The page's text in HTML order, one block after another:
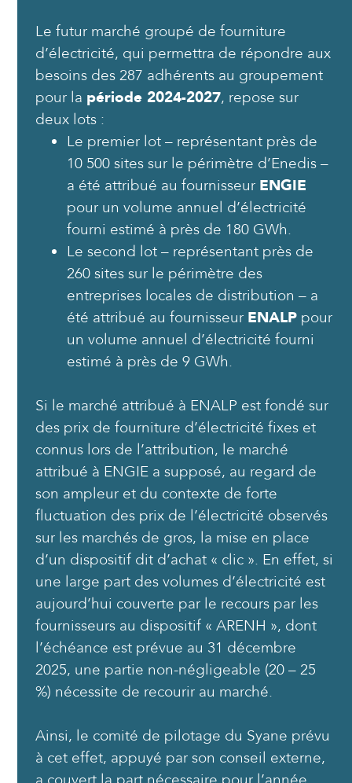
Le futur marché groupé de fourniture
d’électricité, qui permettra de répondre aux
besoins des 287 adhérents au groupement
pour la période 2024-2027, repose sur
deux lots :
Le premier lot – représentant près de
10 500 sites sur le périmètre d’Enedis –
a été attribué au fournisseur ENGIE
pour un volume annuel d’électricité
fourni estimé à près de 180 GWh.
Le second lot – représentant près de
260 sites sur le périmètre des
entreprises locales de distribution – a
été attribué au fournisseur ENALPpour
un volume annuel d’électricité fourni
estimé à près de 9 GWh.
Si le marché attribué à ENALP est fondé sur
des prix de fourniture d’électricité fixes et
connus lors de l’attribution, le marché
attribué à ENGIE a supposé, au regard de
son ampleur et du contexte de forte
fluctuation des prix de l’électricité observés
sur les marchés de gros, la mise en place
d’un dispositif dit d’achat « clic ». En effet, si
une large part des volumes d’électricité est
aujourd’hui couverte par le recours par les
fournisseurs au dispositif « ARENH », dont
l’échéance est prévue au 31 décembre
2025, une partie non-négligeable (20 – 25
%) nécessite de recourir au marché.
Ainsi, le comité de pilotage du Syane prévu
à cet effet, appuyé par son conseil externe,